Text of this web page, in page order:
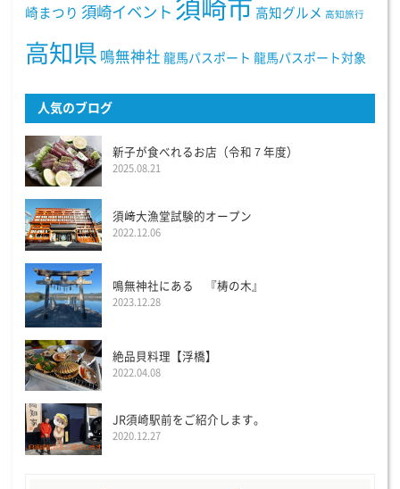
崎まつり 須崎イベント 須崎市 高知グルメ 高知旅行
高知県 鳴無神社 龍馬パスポート 龍馬パスポート対象
人気のブログ
新子が食べれるお店（令和７年度）
2025.08.21
須﨑大漁堂試験的オープン
2022.12.06
鳴無神社にある 『梼の木』
2023.12.28
絶品貝料理【浮橋】
2022.04.08
JR須崎駅前をご紹介します。
2020.12.27